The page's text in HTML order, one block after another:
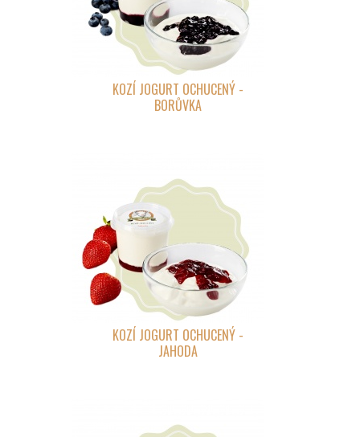
KOZÍ JOGURT OCHUCENÝ -
BORŮVKA
KOZÍ JOGURT OCHUCENÝ -
JAHODA